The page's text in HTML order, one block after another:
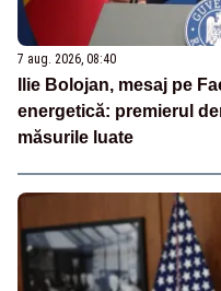
7 aug. 2026, 08:40
Ilie Bolojan, mesaj pe
energetică: premierul
măsurile luate